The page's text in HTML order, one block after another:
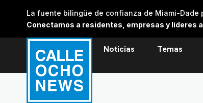
La fuente bilingüe de confianza de Miami-
Conectamos a residentes, empresas y líderes
Noticias Temas